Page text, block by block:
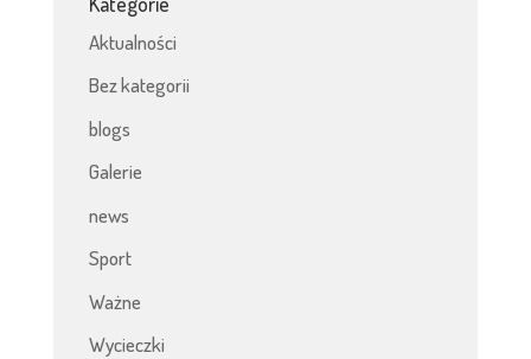
Aktualności
Bez kategorii
blogs
Galerie
news
Sport
Ważne
Wycieczki